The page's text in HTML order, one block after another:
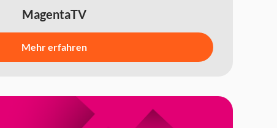
MagentaTV
Mehr erfahren